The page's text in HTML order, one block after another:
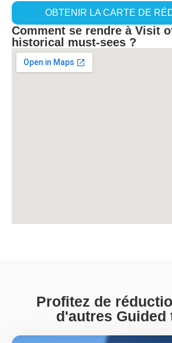
OBTENIR LA CARTE DE
Comment se rendre à Visit
historical must-sees ?
Profitez de
d'autres Guided